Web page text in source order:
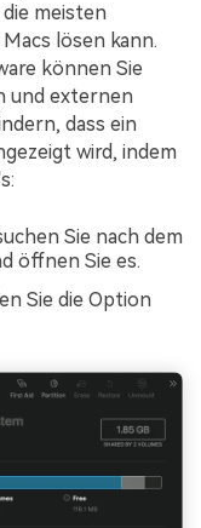
meisten
lösen kann.
können Sie
und externen
dass ein
wird, indem
Sie nach dem
öffnen Sie es.
Sie die Option